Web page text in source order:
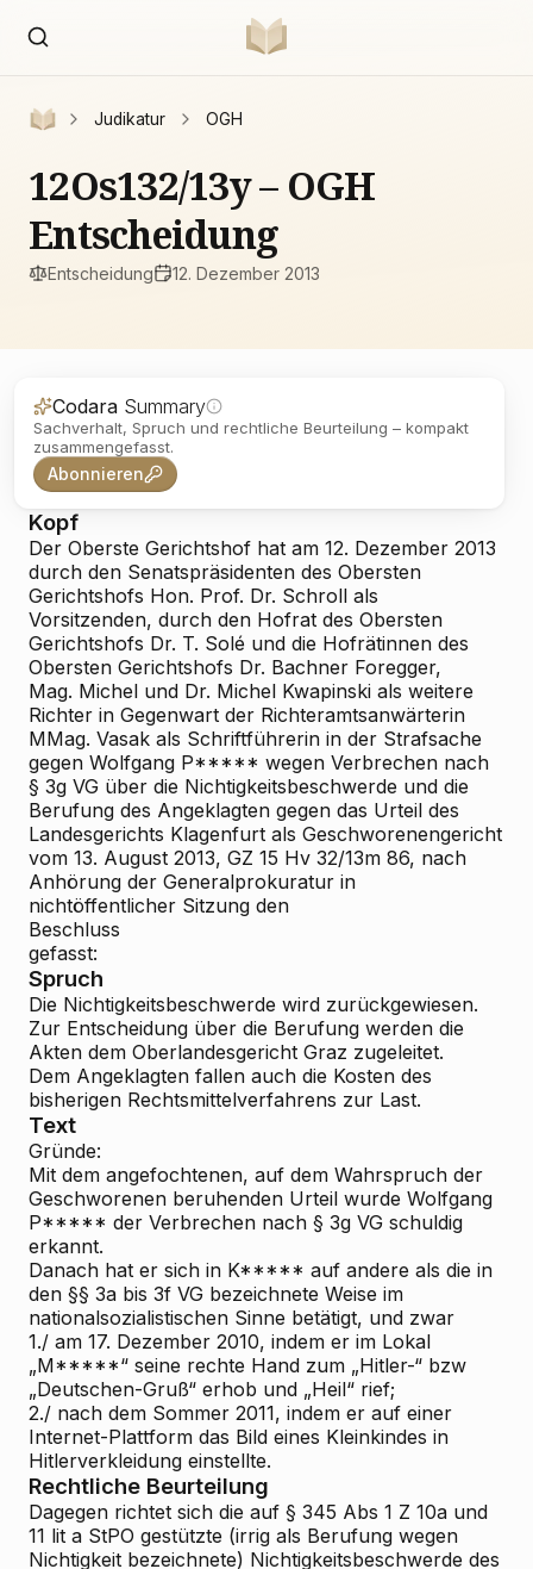
Judikatur OGH
12Os132/13y – OGH
Entscheidung
Entscheidung 12. Dezember 2013
Codara Summary
Sachverhalt, Spruch und rechtliche Beurteilung – kompakt
zusammengefasst.
Abonnieren
Kopf
Der Oberste Gerichtshof hat am 12. Dezember 2013
durch den Senatspräsidenten des Obersten
Gerichtshofs Hon. Prof. Dr. Schroll als
Vorsitzenden, durch den Hofrat des Obersten
Gerichtshofs Dr. T. Solé und die Hofrätinnen des
Obersten Gerichtshofs Dr. Bachner Foregger,
Mag. Michel und Dr. Michel Kwapinski als weitere
Richter in Gegenwart der Richteramtsanwärterin
MMag. Vasak als Schriftführerin in der Strafsache
gegen Wolfgang P***** wegen Verbrechen nach
§ 3g VG über die Nichtigkeitsbeschwerde und die
Berufung des Angeklagten gegen das Urteil des
Landesgerichts Klagenfurt als Geschworenengericht
vom 13. August 2013, GZ 15 Hv 32/13m 86, nach
Anhörung der Generalprokuratur in
nichtöffentlicher Sitzung den
Beschluss
gefasst:
Spruch
Die Nichtigkeitsbeschwerde wird zurückgewiesen.
Zur Entscheidung über die Berufung werden die
Akten dem Oberlandesgericht Graz zugeleitet.
Dem Angeklagten fallen auch die Kosten des
bisherigen Rechtsmittelverfahrens zur Last.
Text
Gründe:
Mit dem angefochtenen, auf dem Wahrspruch der
Geschworenen beruhenden Urteil wurde Wolfgang
P***** der Verbrechen nach § 3g VG schuldig
erkannt.
Danach hat er sich in K***** auf andere als die in
den §§ 3a bis 3f VG bezeichnete Weise im
nationalsozialistischen Sinne betätigt, und zwar
1./ am 17. Dezember 2010, indem er im Lokal
„M*****“ seine rechte Hand zum „Hitler-“ bzw
„Deutschen-Gruß“ erhob und „Heil“ rief;
2./ nach dem Sommer 2011, indem er auf einer
Internet-Plattform das Bild eines Kleinkindes in
Hitlerverkleidung einstellte.
Rechtliche Beurteilung
Dagegen richtet sich die auf § 345 Abs 1 Z 10a und
11 lit a StPO gestützte (irrig als Berufung wegen
Nichtigkeit bezeichnete) Nichtigkeitsbeschwerde des